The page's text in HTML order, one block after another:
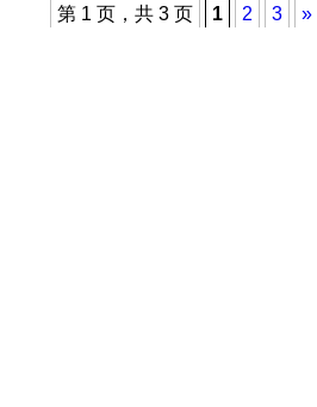
第 1 页，共 3 页 1 2 3 »